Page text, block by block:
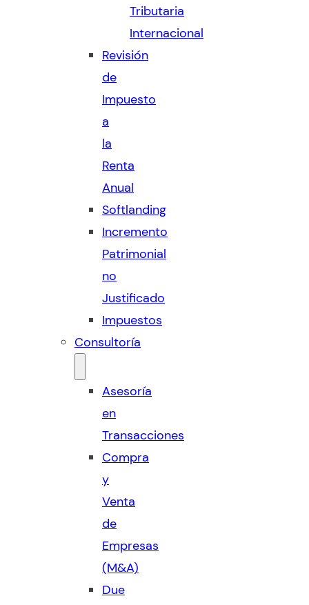
Tributaria
Internacional
Revisión
de
Impuesto
a
la
Renta
Anual
Softlanding
Incremento
Patrimonial
no
Justificado
Impuestos
Consultoría
Asesoría
en
Transacciones
Compra
y
Venta
de
Empresas
(M&A)
Due